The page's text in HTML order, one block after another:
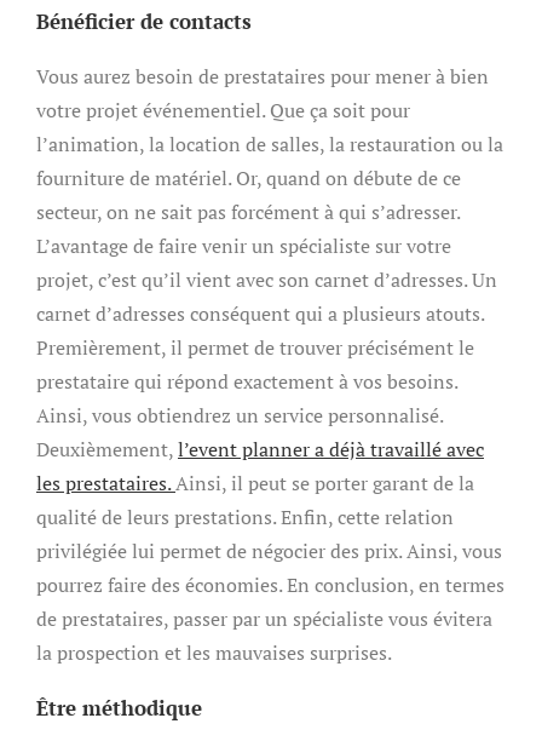
Bénéficier de contacts
Vous aurez besoin de prestataires pour mener à bien
votre projet événementiel. Que ça soit pour
l’animation, la location de salles, la restauration ou la
fourniture de matériel. Or, quand on débute de ce
secteur, on ne sait pas forcément à qui s’adresser.
L’avantage de faire venir un spécialiste sur votre
projet, c’est qu’il vient avec son carnet d’adresses. Un
carnet d’adresses conséquent qui a plusieurs atouts.
Premièrement, il permet de trouver précisément le
prestataire qui répond exactement à vos besoins.
Ainsi, vous obtiendrez un service personnalisé.
Deuxièmement,l’event planner a déjà travaillé avec
les prestataires.Ainsi, il peut se porter garant de la
qualité de leurs prestations. Enfin, cette relation
privilégiée lui permet de négocier des prix. Ainsi, vous
pourrez faire des économies. En conclusion, en termes
de prestataires, passer par un spécialiste vous évitera
la prospection et les mauvaises surprises.
Être méthodique